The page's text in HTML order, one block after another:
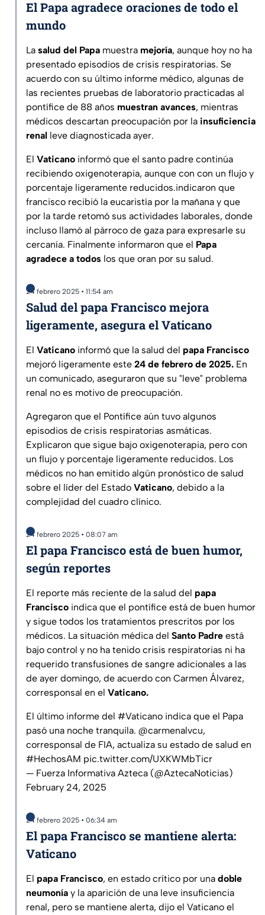
El Papa agradece oraciones de todo el
mundo
La salud del Papa muestra mejoría, aunque hoy no ha
presentado episodios de crisis respiratorias. Se
acuerdo con su último informe médico, algunas de
las recientes pruebas de laboratorio practicadas al
pontífice de 88 años muestran avances, mientras
médicos descartan preocupación por la insuficiencia
renal leve diagnosticada ayer.
El Vaticano informó que el santo padre continúa
recibiendo oxigenoterapia, aunque con con un flujo y
porcentaje ligeramente reducidos.indicaron que
francisco recibió la eucaristía por la mañana y que
por la tarde retomó sus actividades laborales, donde
incluso llamó al párroco de gaza para expresarle su
cercanía. Finalmente informaron que el Papa
agradece a todos los que oran por su salud.
24 febrero 2025 • 11:54 am
Salud del papa Francisco mejora
ligeramente, asegura el Vaticano
El Vaticano informó que la salud del papa Francisco
mejoró ligeramente este 24 de febrero de 2025. En
un comunicado, aseguraron que su "leve" problema
renal no es motivo de preocupación.
Agregaron que el Pontífice aún tuvo algunos
episodios de crisis respiratorias asmáticas.
Explicaron que sigue bajo oxigenoterapia, pero con
un flujo y porcentaje ligeramente reducidos. Los
médicos no han emitido algún pronóstico de salud
sobre el líder del Estado Vaticano, debido a la
complejidad del cuadro clínico.
24 febrero 2025 • 08:07 am
El papa Francisco está de buen humor,
según reportes
El reporte más reciente de la salud del papa
Francisco indica que el pontífice está de buen humor
y sigue todos los tratamientos prescritos por los
médicos. La situación médica del Santo Padre está
bajo control y no ha tenido crisis respiratorias ni ha
requerido transfusiones de sangre adicionales a las
de ayer domingo, de acuerdo con Carmen Álvarez,
corresponsal en el Vaticano.
El último informe del #Vaticano indica que el Papa
pasó una noche tranquila. @carmenalvcu,
corresponsal de FIA, actualiza su estado de salud en
#HechosAM pic.twitter.com/UXKWMbTicr
— Fuerza Informativa Azteca (@AztecaNoticias)
February 24, 2025
24 febrero 2025 • 06:34 am
El papa Francisco se mantiene alerta:
Vaticano
El papa Francisco, en estado crítico por una doble
neumonía y la aparición de una leve insuficiencia
renal, pero se mantiene alerta, dijo el Vaticano el